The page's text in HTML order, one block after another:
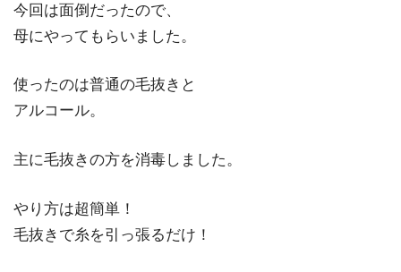
今回は面倒だったので、
母にやってもらいました。
使ったのは普通の毛抜きと
アルコール。
主に毛抜きの方を消毒しました。
やり方は超簡単！
毛抜きで糸を引っ張るだけ！